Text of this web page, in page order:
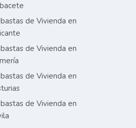
de Vivienda en
de Vivienda en
de Vivienda en
de Vivienda en